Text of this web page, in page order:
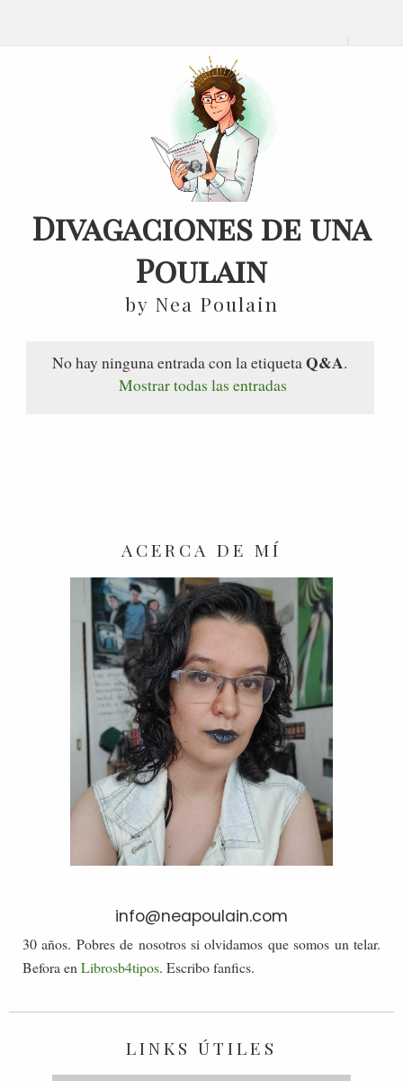
Divagaciones de una
Poulain
by Nea Poulain
No hay ninguna entrada con la etiquetaQ&A.
Mostrar todas las entradas
ACERCA DE MÍ
info@neapoulain.com
30 años. Pobres de nosotros si olvidamos que somos un telar.
Befora en Librosb4tipos. Escribo fanfics.
LINKS ÚTILES